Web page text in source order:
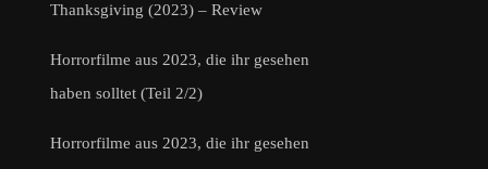
Thanksgiving (2023) – Review
Horrorfilme aus 2023, die ihr gesehen
haben solltet (Teil 2/2)
Horrorfilme aus 2023, die ihr gesehen